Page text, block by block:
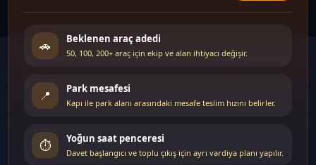
🚗 Beklenen araç adedi
50, 100, 200+ araç için ekip ve alan ihtiyacı değişir.
📍 Park mesafesi
Kapı ile park alanı arasındaki mesafe teslim hızını belirler.
⏱️ Yoğun saat penceresi
Davet başlangıcı ve toplu çıkış için ayrı vardiya planı yapılır.